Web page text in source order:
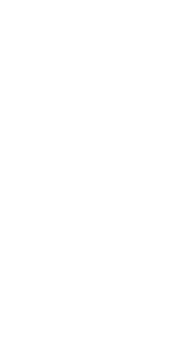
。
地继续有缺陷的策略，掩盖合